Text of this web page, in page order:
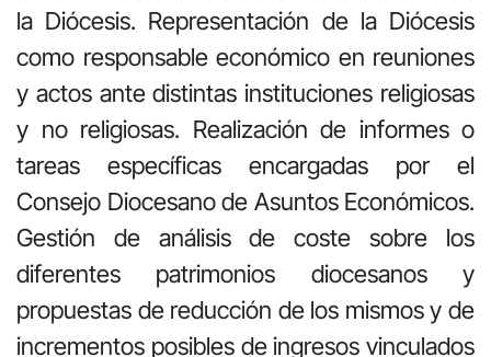
la Diócesis. Representación de la Diócesis
como responsable económico en reuniones
y actos ante distintas instituciones religiosas
y no religiosas. Realización de informes o
tareas específicas encargadas por el
Consejo Diocesano de Asuntos Económicos.
Gestión de análisis de coste sobre los
diferentes patrimonios diocesanos y
propuestas de reducción de los mismos y de
incrementos posibles de ingresos vinculados